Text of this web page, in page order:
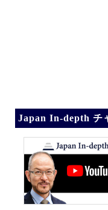
Japan In-depth チ